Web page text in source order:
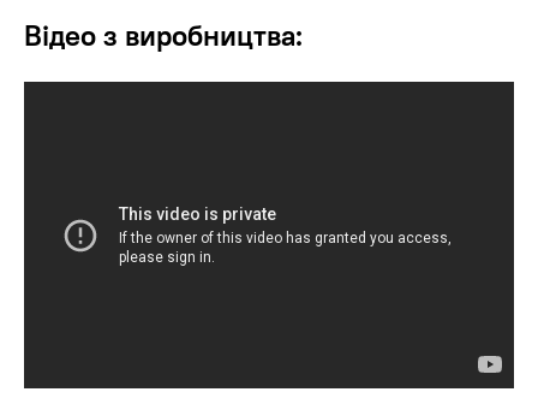
Відео з виробництва: